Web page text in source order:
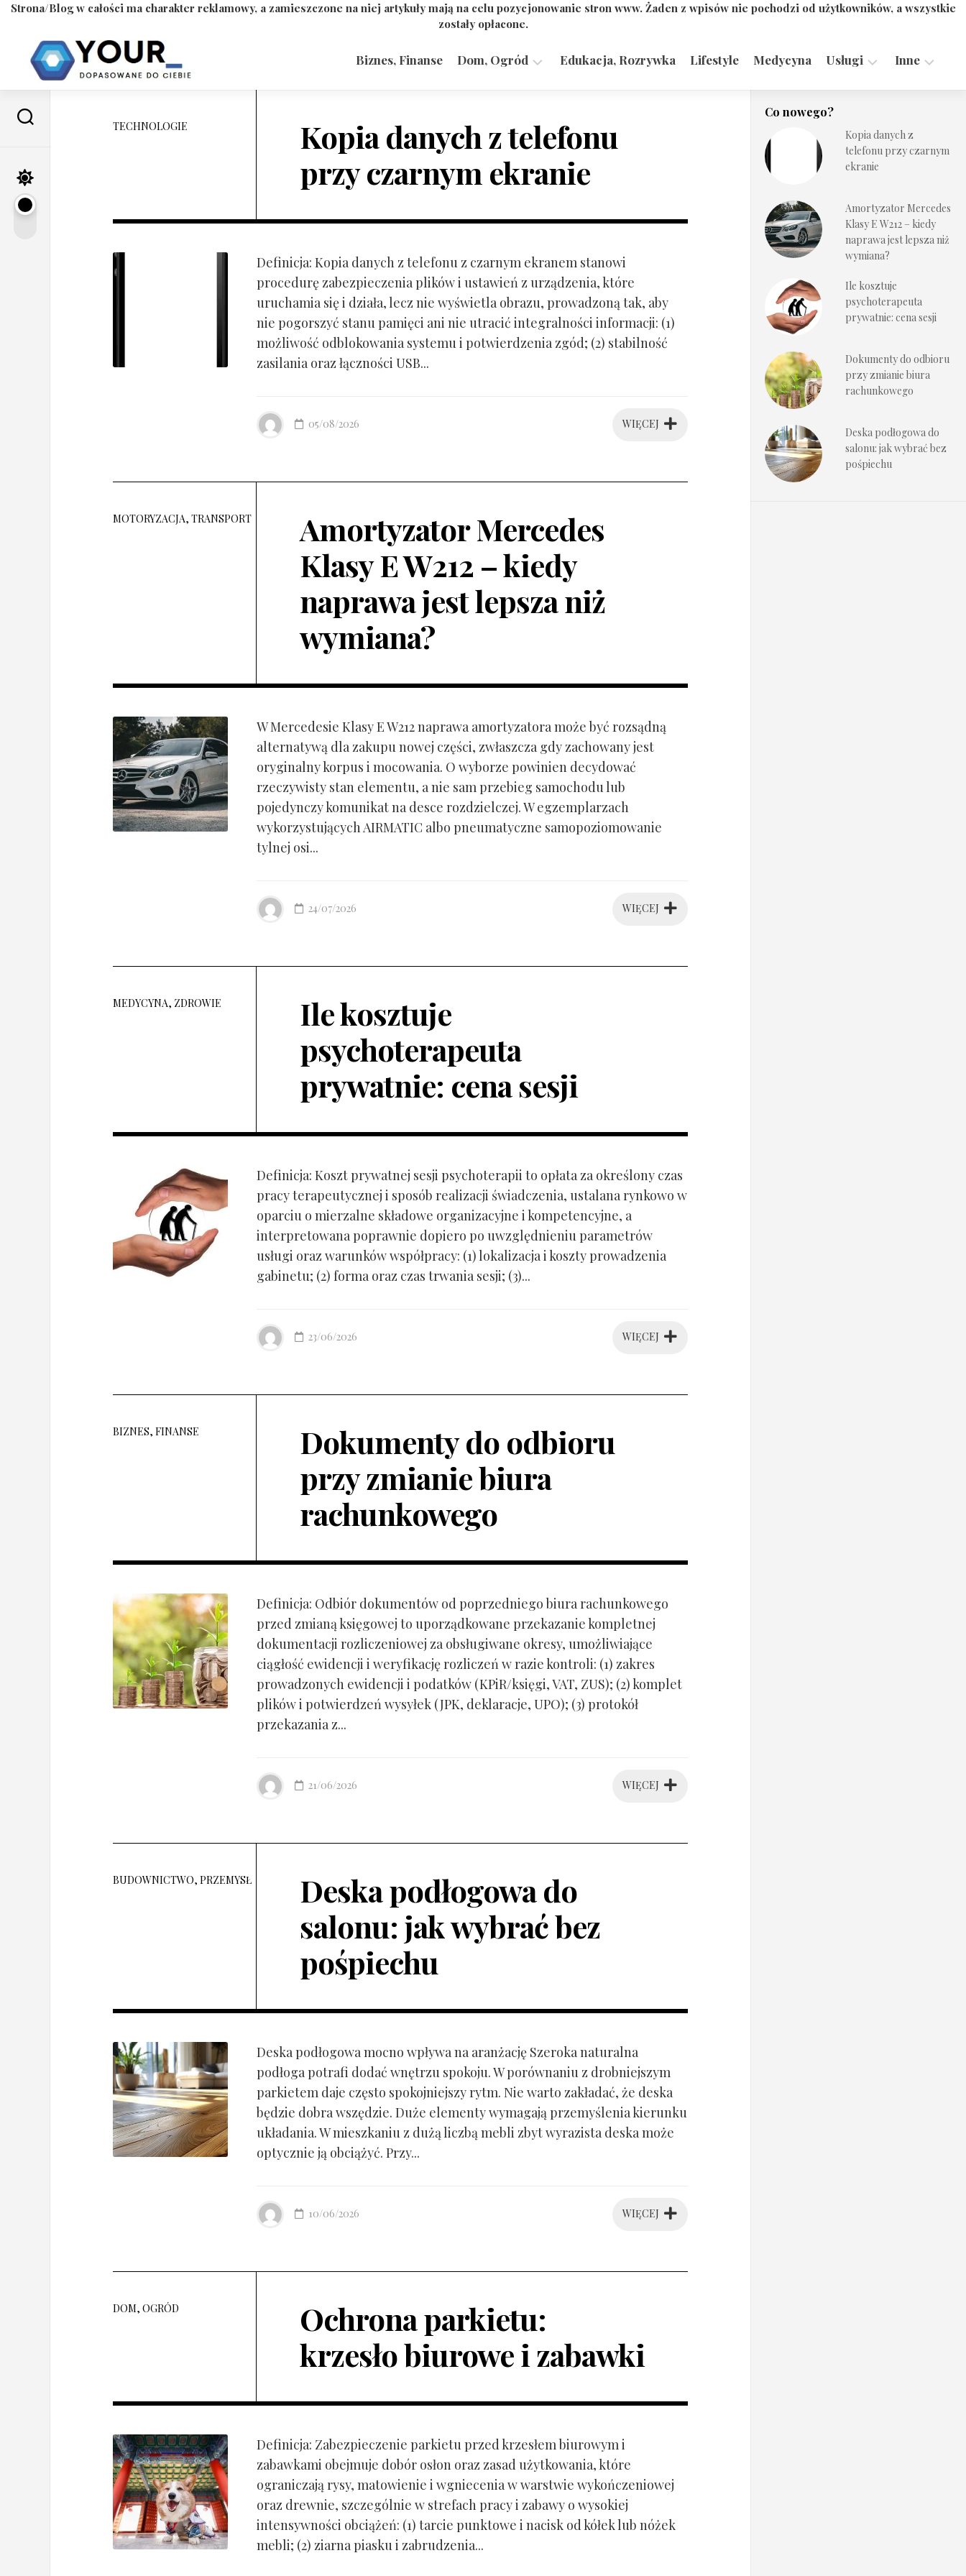
Strona/Blog w całości ma charakter reklamowy, a zamieszczone na niej artykuły mają na celu pozycjonowanie stron www. Żaden z wpisów nie pochodzi od użytkowników, a wszystkie
zostały opłacone.
content
Biznes, Finanse Dom, Ogród Edukacja, Rozrywka Lifestyle Medycyna Usługi
Technologie
Inne
TECHNOLOGIE
Kopia danych z telefonu
przy czarnym ekranie
Definicja: Kopia danych z telefonu z czarnym ekranem stanowi
procedurę zabezpieczenia plików i ustawień z urządzenia, które
uruchamia się i działa, lecz nie wyświetla obrazu, prowadzoną tak, aby
nie pogorszyć stanu pamięci ani nie utracić integralności informacji: (1)
możliwość odblokowania systemu i potwierdzenia zgód; (2) stabilność
zasilania oraz łączności USB...
WIĘCEJ
05/08/2026
MOTORYZACJA, TRANSPORT
Amortyzator Mercedes
Klasy E W212 – kiedy
naprawa jest lepsza niż
wymiana?
W Mercedesie Klasy E W212 naprawa amortyzatora może być rozsądną
alternatywą dla zakupu nowej części, zwłaszcza gdy zachowany jest
oryginalny korpus i mocowania. O wyborze powinien decydować
rzeczywisty stan elementu, a nie sam przebieg samochodu lub
pojedynczy komunikat na desce rozdzielczej. W egzemplarzach
wykorzystujących AIRMATIC albo pneumatyczne samopoziomowanie
tylnej osi...
WIĘCEJ
24/07/2026
MEDYCYNA, ZDROWIE
Ile kosztuje
psychoterapeuta
prywatnie: cena sesji
Definicja: Koszt prywatnej sesji psychoterapii to opłata za określony czas
pracy terapeutycznej i sposób realizacji świadczenia, ustalana rynkowo w
oparciu o mierzalne składowe organizacyjne i kompetencyjne, a
interpretowana poprawnie dopiero po uwzględnieniu parametrów
usługi oraz warunków współpracy: (1) lokalizacja i koszty prowadzenia
gabinetu; (2) forma oraz czas trwania sesji; (3)...
WIĘCEJ
23/06/2026
BIZNES, FINANSE
Dokumenty do odbioru
przy zmianie biura
rachunkowego
Definicja: Odbiór dokumentów od poprzedniego biura rachunkowego
przed zmianą księgowej to uporządkowane przekazanie kompletnej
dokumentacji rozliczeniowej za obsługiwane okresy, umożliwiające
ciągłość ewidencji i weryfikację rozliczeń w razie kontroli: (1) zakres
prowadzonych ewidencji i podatków (KPiR/księgi, VAT, ZUS); (2) komplet
plików i potwierdzeń wysyłek (JPK, deklaracje, UPO); (3) protokół
przekazania z...
WIĘCEJ
21/06/2026
BUDOWNICTWO, PRZEMYSŁ
Deska podłogowa do
salonu: jak wybrać bez
pośpiechu
Deska podłogowa mocno wpływa na aranżację Szeroka naturalna
podłoga potrafi dodać wnętrzu spokoju. W porównaniu z drobniejszym
parkietem daje często spokojniejszy rytm. Nie warto zakładać, że deska
będzie dobra wszędzie. Duże elementy wymagają przemyślenia kierunku
układania. W mieszkaniu z dużą liczbą mebli zbyt wyrazista deska może
optycznie ją obciążyć. Przy...
WIĘCEJ
10/06/2026
DOM, OGRÓD
Ochrona parkietu:
krzesło biurowe i zabawki
Definicja: Zabezpieczenie parkietu przed krzesłem biurowym i
zabawkami obejmuje dobór osłon oraz zasad użytkowania, które
ograniczają rysy, matowienie i wgniecenia w warstwie wykończeniowej
oraz drewnie, szczególnie w strefach pracy i zabawy o wysokiej
intensywności obciążeń: (1) tarcie punktowe i nacisk od kółek lub nóżek
mebli; (2) ziarna piasku i zabrudzenia...
Co nowego?
Kopia danych z
telefonu przy czarnym
ekranie
Amortyzator Mercedes
Klasy E W212 – kiedy
naprawa jest lepsza niż
wymiana?
Ile kosztuje
psychoterapeuta
prywatnie: cena sesji
Dokumenty do odbioru
przy zmianie biura
rachunkowego
Deska podłogowa do
salonu: jak wybrać bez
pośpiechu